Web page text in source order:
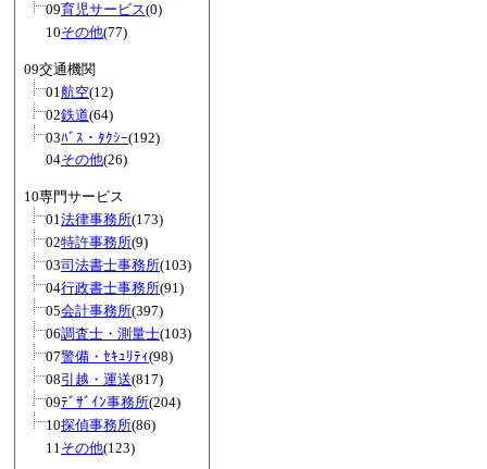
09育児サービス(0)
10その他(77)
09交通機関
01航空(12)
02鉄道(64)
03ﾊﾞｽ・ﾀｸｼｰ(192)
04その他(26)
10専門サービス
01法律事務所(173)
02特許事務所(9)
03司法書士事務所(103)
04行政書士事務所(91)
05会計事務所(397)
06調査士・測量士(103)
07警備・ｾｷｭﾘﾃｨ(98)
08引越・運送(817)
09ﾃﾞｻﾞｲﾝ事務所(204)
10探偵事務所(86)
11その他(123)